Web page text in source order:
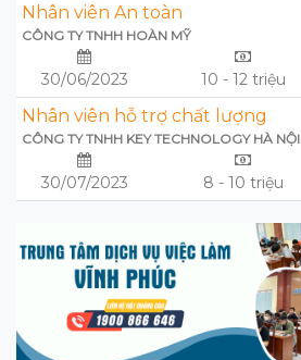
Nhân viên An toàn
CÔNG TY TNHH HOÀN MỸ
30/06/2023 10 - 12 triệu
Nhân viên hỗ trợ chất lượng
CÔNG TY TNHH KEY TECHNOLOGY HÀ NỘI
30/07/2023 8 - 10 triệu